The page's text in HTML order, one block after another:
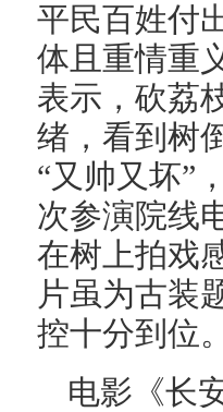
平民百姓付
体且重情重
表示，砍荔
绪，看到树
“又帅又坏”
次参演院线
在树上拍戏
片虽为古装
控十分到位。
电影《长